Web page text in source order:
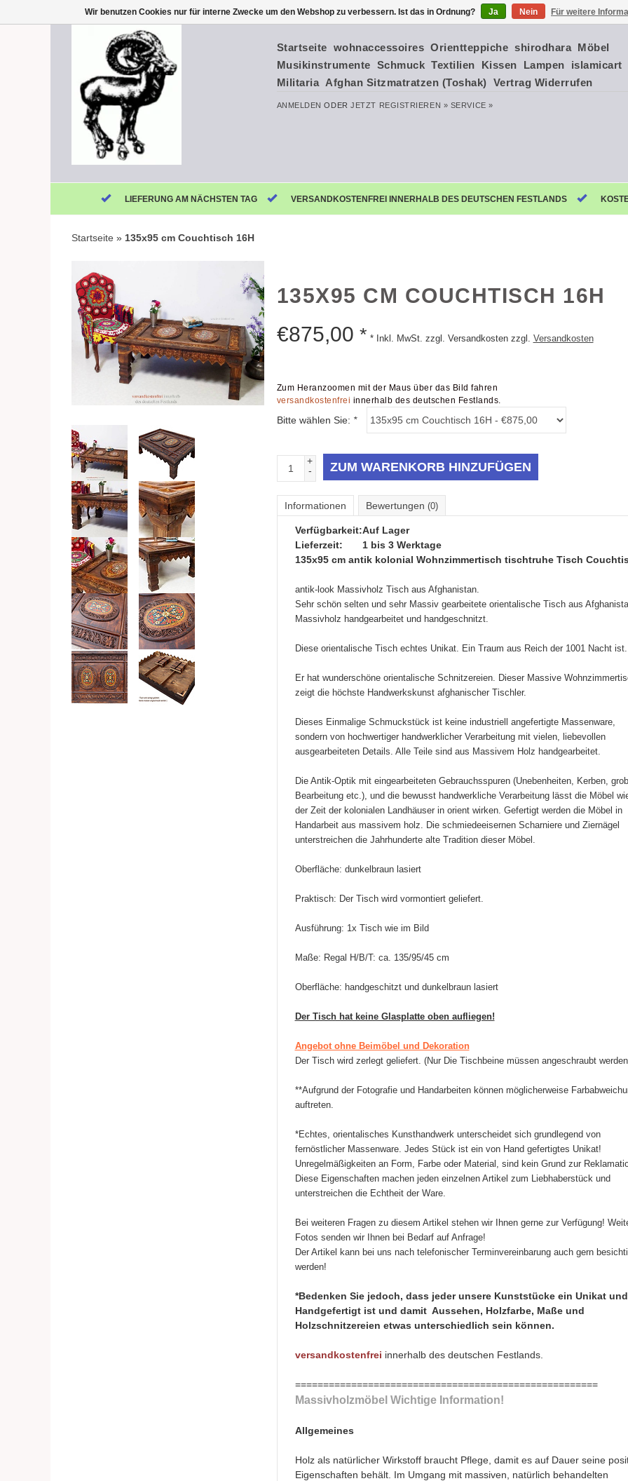
Startseite wohnaccessoires Orientteppiche shirodhara Möbel
Musikinstrumente Schmuck Textilien Kissen Lampen
islamicart
Militaria Afghan Sitzmatratzen (Toshak) Vertrag Widerrufen
ANMELDEN ODERJETZT REGISTRIEREN » SERVICE »
LIEFERUNG AM NÄCHSTEN TAG VERSANDKOSTENFREI INNERHALB DES DEUTSCHEN FESTLANDS
Startseite » 135x95 cm Couchtisch 16H
135X95 CM COUCHTISCH 16H
€875,00 * * Inkl. MwSt. zzgl. Versandkosten zzgl. Versandkosten
Zum Heranzoomen mit der Maus über das Bild fahren
versandkostenfrei innerhalb des deutschen Festlands.
Bitte wählen Sie: *
+
-
ZUM WARENKORB HINZUFÜGEN
Informationen Bewertungen (0)
Verfügbarkeit:Auf Lager
Lieferzeit:
1 bis 3 Werktage
135x95 cm antik kolonial Wohnzimmertisch tischtruhe Tisch
antik-look Massivholz Tisch aus Afghanistan.
Sehr schön selten und sehr Massiv gearbeitete orientalische Tisch aus
Massivholz handgearbeitet und handgeschnitzt.
Diese orientalische Tisch echtes Unikat. Ein Traum aus Reich der 1001 Nacht ist.
Er hat wunderschöne orientalische Schnitzereien. Dieser Massive
zeigt die höchste Handwerkskunst afghanischer Tischler.
Dieses Einmalige Schmuckstück ist keine industriell angefertigte Massenware,
sondern von hochwertiger handwerklicher Verarbeitung mit vielen, liebevollen
ausgearbeiteten Details. Alle Teile sind aus Massivem Holz handgearbeitet.
Die Antik-Optik mit eingearbeiteten Gebrauchsspuren (Unebenheiten, Kerben,
Bearbeitung etc.), und die bewusst handwerkliche Verarbeitung lässt die Möbel
der Zeit der kolonialen Landhäuser in orient wirken. Gefertigt werden die Möbel in
Handarbeit aus massivem holz. Die schmiedeeisernen Scharniere und Ziernägel
unterstreichen die Jahrhunderte alte Tradition dieser Möbel.
Oberfläche: dunkelbraun lasiert
Praktisch: Der Tisch wird vormontiert geliefert.
Ausführung: 1x Tisch wie im Bild
Maße: Regal H/B/T: ca. 135/95/45 cm
Oberfläche: handgeschitzt und dunkelbraun lasiert
Der Tisch hat keine Glasplatte oben aufliegen!
Angebot ohne Beimöbel und Dekoration
Der Tisch wird zerlegt geliefert. (Nur Die Tischbeine müssen angeschraubt
**Aufgrund der Fotografie und Handarbeiten können möglicherweise
auftreten.
*Echtes, orientalisches Kunsthandwerk unterscheidet sich grundlegend von
fernöstlicher Massenware. Jedes Stück ist ein von Hand gefertigtes Unikat!
Unregelmäßigkeiten an Form, Farbe oder Material, sind kein Grund zur
Diese Eigenschaften machen jeden einzelnen Artikel zum Liebhaberstück und
unterstreichen die Echtheit der Ware.
Bei weiteren Fragen zu diesem Artikel stehen wir Ihnen gerne zur Verfügung!
Fotos senden wir Ihnen bei Bedarf auf Anfrage!
Der Artikel kann bei uns nach telefonischer Terminvereinbarung auch gern
werden!
*Bedenken Sie jedoch, dass jeder unsere Kunststücke ein Unikat und
Handgefertigt ist und damit Aussehen, Holzfarbe, Maße und
Holzschnitzereien etwas unterschiedlich sein können.
versandkostenfrei innerhalb des deutschen Festlands.
======================================================
Massivholzmöbel Wichtige Information!
Allgemeines
Holz als natürlicher Wirkstoff braucht Pflege, damit es auf Dauer seine
Eigenschaften behält. Im Umgang mit massiven, natürlich behandelten
Wir benutzen Cookies nur für interne Zwecke um den Webshop zu verbessern. Ist das in Ordnung? Ja Nein Für weitere